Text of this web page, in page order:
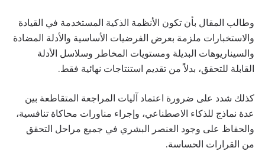
وطالب المقال بأن تكون الأنظمة الذكية المستخدمة في القيادة
والاستخبارات ملزمة بعرض الفرضيات الأساسية والأدلة المضادة
والسيناريوهات البديلة ومستويات المخاطر وسلاسل الأدلة
القابلة للتحقق، بدلاً من تقديم استنتاجات نهائية فقط.
كذلك شدد على ضرورة اعتماد آليات المراجعة المتقاطعة بين
عدة نماذج للذكاء الاصطناعي، وإجراء مناورات محاكاة تنافسية،
والحفاظ على وجود العنصر البشري في جميع مراحل التحقق
من القرارات الحساسة.